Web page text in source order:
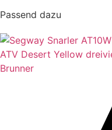
Passend dazu